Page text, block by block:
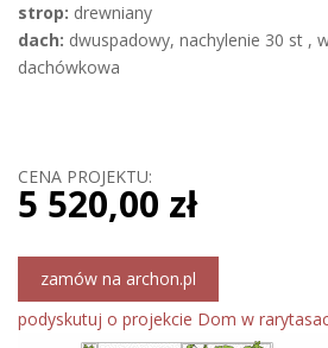
strop: drewniany
dach: dwuspadowy, nachylenie 30 st ,
dachówkowa
CENA PROJEKTU:
5 520,00 zł
zamów na archon.pl
podyskutuj o projekcie Dom w